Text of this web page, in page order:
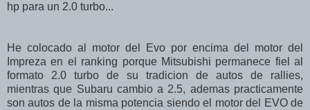
hp para un 2.0 turbo...
He colocado al motor del Evo por encima del motor del
Impreza en el ranking porque Mitsubishi permanece fiel al
formato 2.0 turbo de su tradicion de autos de rallies,
mientras que Subaru cambio a 2.5, ademas practicamente
son autos de la misma potencia siendo el motor del EVO de